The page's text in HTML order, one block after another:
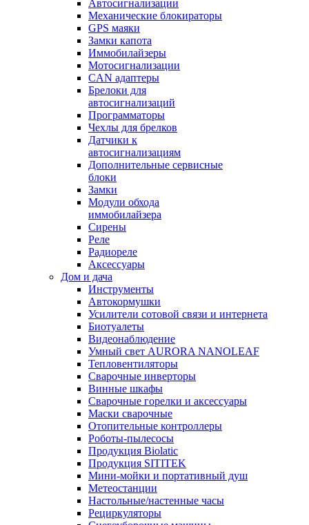
Автосигнализации
Механические блoкираторы
GPS маяки
Замки капота
Иммобилайзеры
Мотосигнализации
CAN адаптеры
Брелоки для
автосигнализаций
Программаторы
Чехлы для брелков
Датчики к
автосигнализациям
Дополнительные сервисные
блоки
Замки
Модули обхода
иммобилайзера
Сирены
Реле
Радиореле
Аксессуары
Дом и дача
Инструменты
Автокормушки
Усилители сотовой связи и интернета
Биотуалеты
Видеонаблюдение
Умный свет AURORA NANOLEAF
Тепловентиляторы
Сварочные инверторы
Винные шкафы
Сварочные горелки и аксессуары
Маски сварочные
Отопительные контроллеры
Роботы-пылесосы
Продукция Biolatic
Продукция SITITEK
Мини-мойки и портативный душ
Метеостанции
Настольные/настенные часы
Рециркуляторы